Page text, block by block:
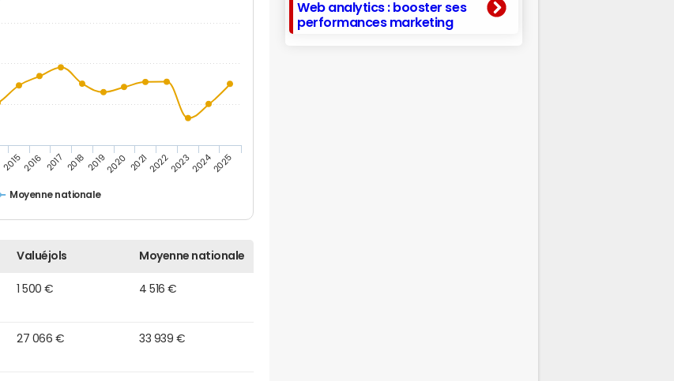
Moyenne nationale
20152016 2017 201820192020 20212022202320242025
Valuéjols Moyenne nationale
1 500 € 4 516 €
27 066 € 33 939 €
Web analytics : booster ses
performances marketing